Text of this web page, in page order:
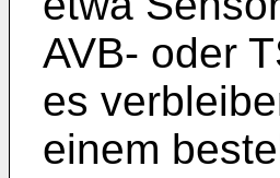
AVB- oder
es
einem